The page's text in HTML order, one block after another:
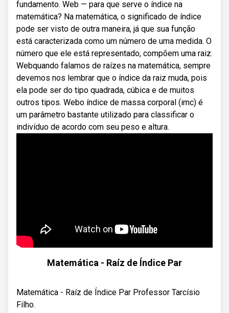
fundamento. Web — para que serve o índice na
matemática? Na matemática, o significado de índice
pode ser visto de outra maneira, já que sua função
está caracterizada como um número de uma medida. O
número que ele está representado, compõem uma raiz.
Webquando falamos de raízes na matemática, sempre
devemos nos lembrar que o índice da raiz muda, pois
ela pode ser do tipo quadrada, cúbica e de muitos
outros tipos. Webo índice de massa corporal (imc) é
um parâmetro bastante utilizado para classificar o
indivíduo de acordo com seu peso e altura.
Matemática - Raíz de Índice Par
Matemática - Raíz de Índice Par Professor Tarcísio
Filho.